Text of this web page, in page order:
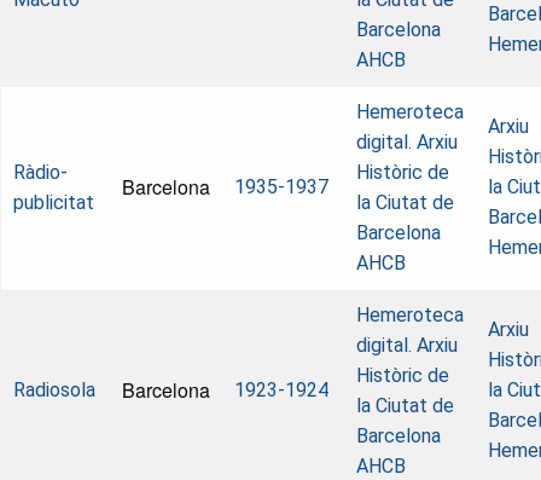
Barcelona
AHCB
Ràdio-
publicitat
Barcelona 1935-1937
Hemeroteca
digital. Arxiu
Històric de
la Ciutat de
Barcelona
AHCB
Arxiu
la
Radiosola Barcelona 1923-1924
Hemeroteca
digital. Arxiu
Històric de
la Ciutat de
Barcelona
AHCB
Arxiu
la